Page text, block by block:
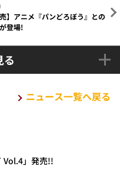
】アニメ『パンどろぼう』との
登場!
る
ニュース一覧へ戻る
Vol.4」発売!!